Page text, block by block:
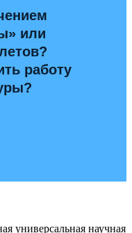
или
работу
универсальная научная